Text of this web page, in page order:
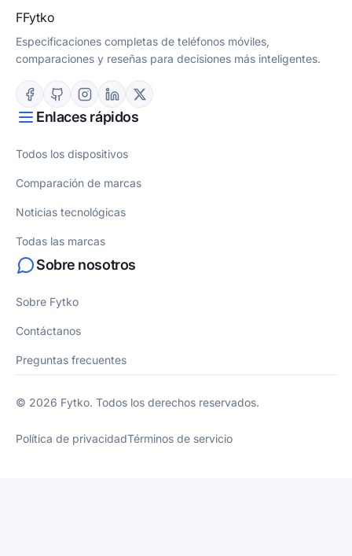
FFytko
Especificaciones completas de teléfonos móviles,
comparaciones y reseñas para decisiones más inteligentes.
Enlaces rápidos
Todos los dispositivos
Comparación de marcas
Noticias tecnológicas
Todas las marcas
Sobre nosotros
Sobre Fytko
Contáctanos
Preguntas frecuentes
© 2026 Fytko. Todos los derechos reservados.
Política de privacidadTérminos de servicio